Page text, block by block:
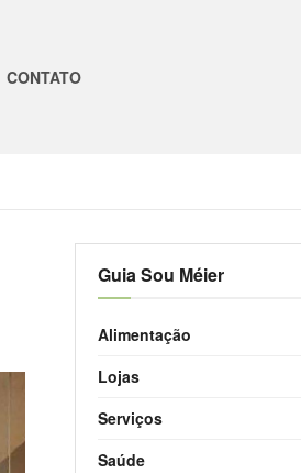
CONTATO
Guia Sou Méier
Alimentação
Lojas
Serviços
Saúde